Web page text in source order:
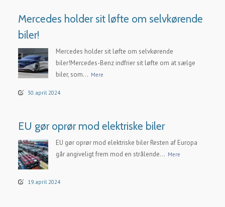
Mercedes holder sit løfte om selvkørende
biler!
Mercedes holder sit løfte om selvkørende
biler!Mercedes-Benz indfrier sit løfte om at sælge
biler, som... Mere
30. april 2024
EU gør oprør mod elektriske biler
EU gør oprør mod elektriske biler Resten af Europa
går angiveligt frem mod en strålende... Mere
19. april 2024